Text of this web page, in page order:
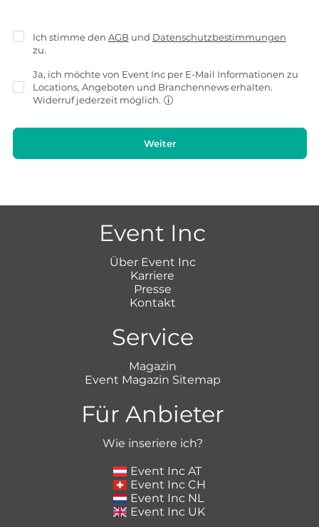
Ich stimme den AGB und Datenschutzbestimmungen
zu.
Ja, ich möchte von Event Inc per E-Mail Informationen zu
Locations, Angeboten und Branchennews erhalten.
Widerruf jederzeit möglich.
Weiter
Event Inc
Über Event Inc
Karriere
Presse
Kontakt
Service
Magazin
Event Magazin Sitemap
Für Anbieter
Wie inseriere ich?
Event Inc AT
Event Inc CH
Event Inc NL
Event Inc UK